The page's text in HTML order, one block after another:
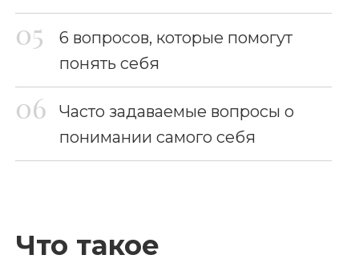
6 вопросов, которые помогут
понять себя
Часто задаваемые вопросы о
понимании самого себя
Что такое